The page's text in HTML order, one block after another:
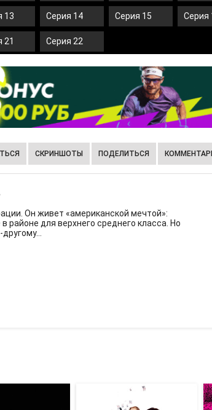
13 Серия 14 Серия 15 Серия
21 Серия 22
СКРИНШОТЫ ПОДЕЛИТЬСЯ
Он живет «американской мечтой»:
районе для верхнего среднего класса. Но